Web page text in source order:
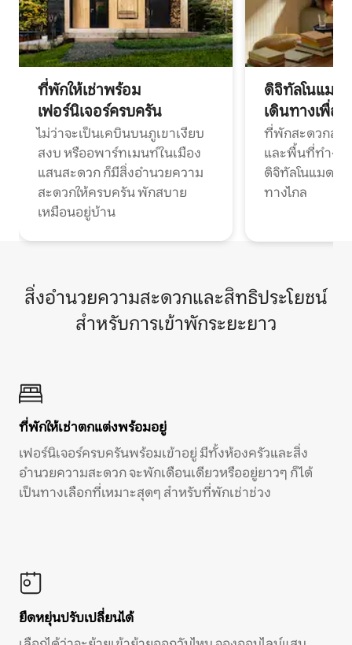
ที่พักให้เช่าพร้อม
เฟอร์นิเจอร์ครบครัน
ไม่ว่าจะเป็นเคบินบนภูเขาเงียบ
สงบ หรืออพาร์ทเมนท์ในเมือง
แสนสะดวก ก็มีสิ่งอำนวยความ
สะดวกให้ครบครัน พักสบาย
เหมือนอยู่บ้าน
ดิจิทัลโนแมด
เดินทางเพื่อ
ที่พักสะดวกสบ
และพื้นที่ทำงา
ดิจิทัลโนแมดแ
ทางไกล
สิ่งอำนวยความสะดวกและสิทธิประโยชน์
สำหรับการเข้าพักระยะยาว
ที่พักให้เช่าตกแต่งพร้อมอยู่
เฟอร์นิเจอร์ครบครันพร้อมเข้าอยู่ มีทั้งห้องครัวและสิ่ง
อำนวยความสะดวก จะพักเดือนเดียวหรืออยู่ยาวๆ ก็ได้
เป็นทางเลือกที่เหมาะสุดๆ สำหรับที่พักเช่าช่วง
ยืดหยุ่นปรับเปลี่ยนได้